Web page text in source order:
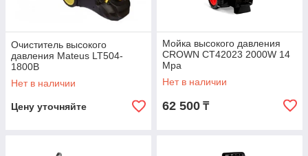
Очиститель высокого
давления Mateus LT504-
1800B
Нет в наличии
Цену уточняйте
Мойка высокого давления
CROWN CT42023 2000W 14
Mpa
Нет в наличии
62 500 ₸